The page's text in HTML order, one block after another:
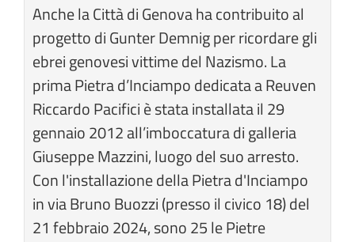
Anche la Città di Genova ha contribuito al
progetto di Gunter Demnig per ricordare gli
ebrei genovesi vittime del Nazismo. La
prima Pietra d’Inciampo dedicata a Reuven
Riccardo Pacifici è stata installata il 29
gennaio 2012 all’imboccatura di galleria
Giuseppe Mazzini, luogo del suo arresto.
Con l'installazione della Pietra d'Inciampo
in via Bruno Buozzi (presso il civico 18) del
21 febbraio 2024, sono 25 le Pietre